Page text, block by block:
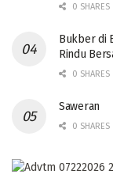
0 SHARES
Bukber di
Rindu
0 SHARES
Saweran
0 SHARES